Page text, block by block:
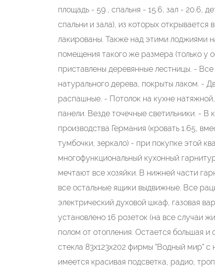
площадь - 59 , спальня - 15.6, зал - 20.6,
спальни и зала), из которых
лакированы. Также над этими лоджиями
помещения такого же размера (только у
приставлены деревянные лестницы. -
натурального дерева, покрыты лаком. -
распашные. - Потолок на кухне
панели. Везде точечные светильники. -
производства Германия (кровать 1.65,
тумбочки, зеркало) - при покупке этой
многофункциональный кухонный
мечтают все хозяйки. В нижней части
все остальные ящики выдвижные. Все
электрический духовой шкаф, газовая
установлено 16 розеток (на все случаи
полом от отопления. Остается большая и
стекла 83х123х202 фирмы "Водный мир"
имеется красивая подсветка, радио,